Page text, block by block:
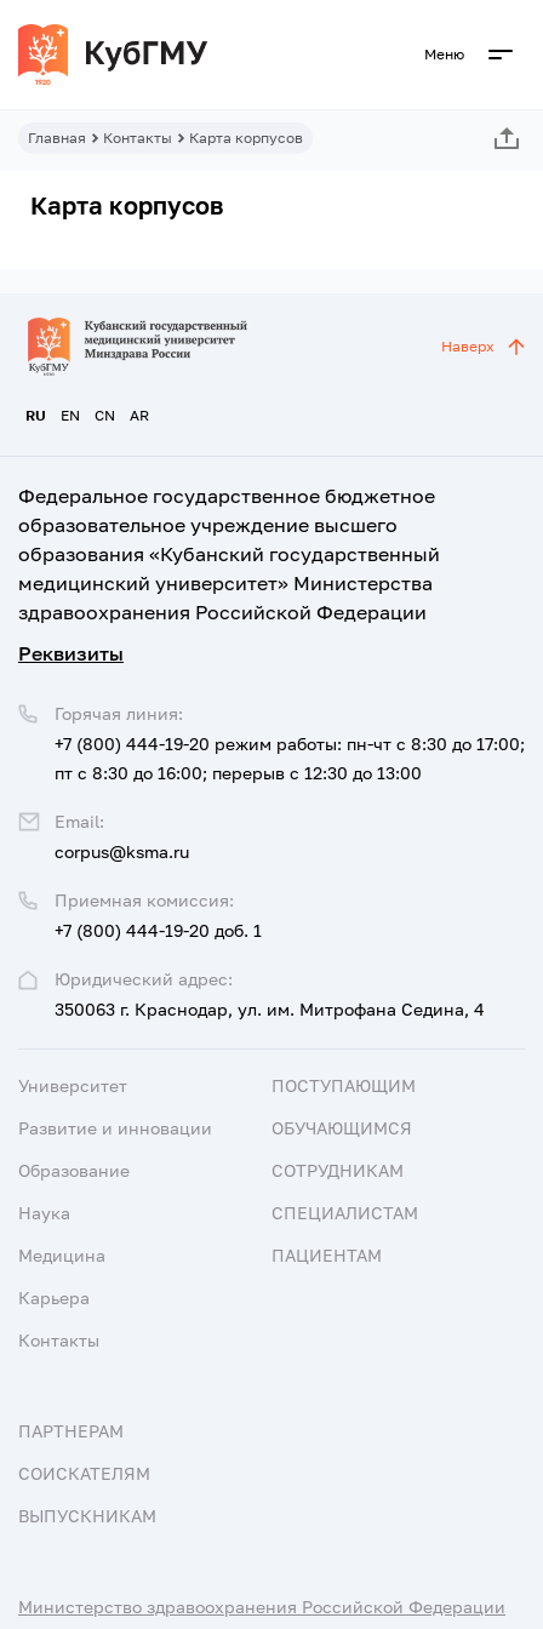
Меню
Главная Контакты Карта корпусов
Карта корпусов
RU EN CN AR
Наверх
Федеральное государственное бюджетное
образовательное учреждение высшего
образования «Кубанский государственный
медицинский университет» Министерства
здравоохранения Российской Федерации
Реквизиты
Юридический адрес:
350063 г. Краснодар, ул. им. Митрофана Седина, 4
Приемная комиссия:
+7 (800) 444-19-20 доб. 1
Горячая линия:
+7 (800) 444-19-20 режим работы: пн-чт с 8:30 до 17:00;
пт с 8:30 до 16:00; перерыв с 12:30 до 13:00
Email:
corpus@ksma.ru
Университет
Развитие и инновации
Образование
Наука
Медицина
Карьера
Контакты
ПОСТУПАЮЩИМ
ОБУЧАЮЩИМСЯ
СОТРУДНИКАМ
СПЕЦИАЛИСТАМ
ПАЦИЕНТАМ
ПАРТНЕРАМ
СОИСКАТЕЛЯМ
ВЫПУСКНИКАМ
Министерство здравоохранения Российской Федерации